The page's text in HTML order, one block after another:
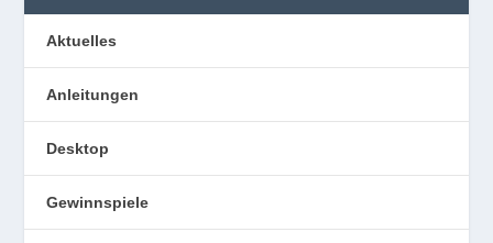
Aktuelles
Anleitungen
Desktop
Gewinnspiele